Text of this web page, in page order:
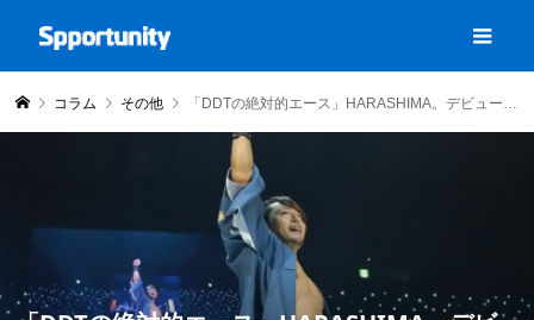
コラム その他 「DDTの絶対的エース」HARASHIMA。デビュー22周年記念試合は盟友たちと！